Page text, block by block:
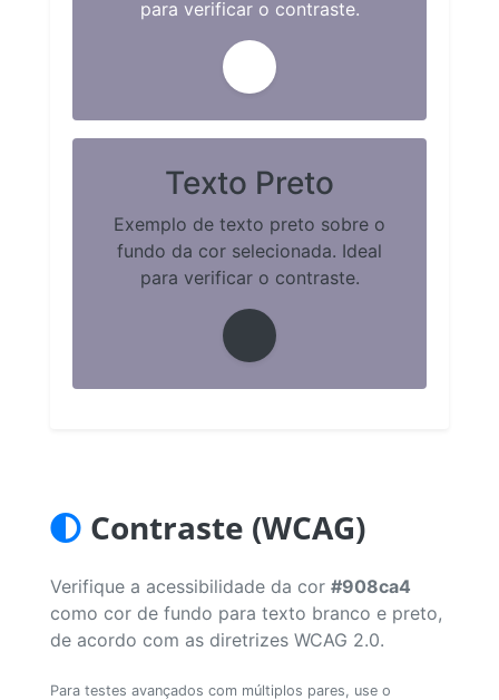
para verificar o contraste.
Texto Preto
Exemplo de texto preto sobre o
fundo da cor selecionada. Ideal
para verificar o contraste.
Contraste (WCAG)
Verifique a acessibilidade da cor #908ca4
como cor de fundo para texto branco e preto,
de acordo com as diretrizes WCAG 2.0.
Para testes avançados com múltiplos pares, use o